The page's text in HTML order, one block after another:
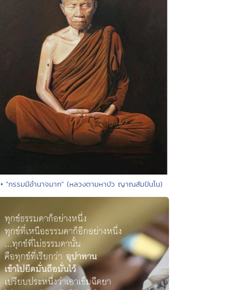
• "กรรมมีอำนาจมาก" (หลวงตามหาบัว ญาณสัมปันโน)